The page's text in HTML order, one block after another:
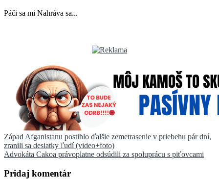
Páči sa mi Nahráva sa...
Navigácia
v
Západ Afganistanu postihlo ďalšie zemetrasenie v priebehu pár dní,
zranili sa desiatky ľudí (video+foto)
Advokáta Cakoa právoplatne odsúdili za spoluprácu s piťovcami
Pridaj komentár